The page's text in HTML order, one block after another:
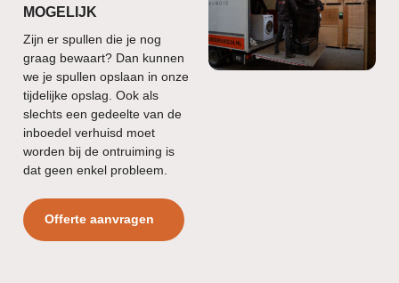
MOGELIJK
Zijn er spullen die je nog
graag bewaart? Dan kunnen
we je spullen opslaan in onze
tijdelijke opslag. Ook als
slechts een gedeelte van de
inboedel verhuisd moet
worden bij de ontruiming is
dat geen enkel probleem.
Offerte aanvragen